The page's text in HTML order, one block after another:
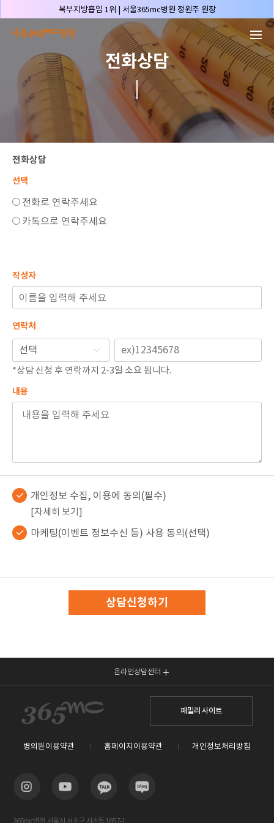
복부지방흡입 1위 | 서울365mc병원 정원주 원장
허파고리 1위 | 서울365mc병원 이성훈 부병원장(4개월 연속)
얼굴지방흡입 1위 | 서울365mc병원 서성익 원장(3년 연속)
배파가리 1위 | 서울365mc병원 서성익 원장
🏆대한민국 최대 15층 규모 지방흡입 특화 병원🏆
🏆대한민국 첫번째 '병원급' 지방흡입 병원🏆
🏆지방흡입 고객 만족도 99.9% 최고치 달성🏆
🏆대한민국 최다 지방흡입 케이스 370,884건🏆
🏆서울365mc병원 부위별 최다 지방흡입 집도의 4관왕!! (2026년 7월 기준)
🏆지방흡입 고객 만족도 99.9% 최고치 달성🏆
🏆대한민국 최다 지방흡입 케이스 370,884건🏆
전화상담
전화상담
선택
전화로 연락주세요
카톡으로 연락주세요
작성자
연락처
*상담 신청 후 연락까지 2-3일 소요 됩니다.
내용
개인정보 수집, 이용에 동의(필수)
[자세히 보기]
마케팅(이벤트 정보수신 등) 사용 동의(선택)
상담신청하기
온라인상담센터
패밀리 사이트
병의원이용약관 홈페이지이용약관 개인정보처리방침
365mc병원 서울시 서초구 서초동 1657-1